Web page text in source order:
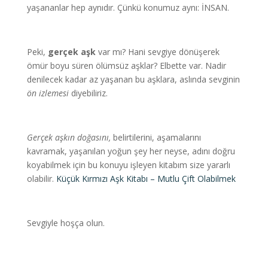
yaşananlar hep aynıdır. Çünkü konumuz aynı: İNSAN.
Peki, gerçek aşkvar mı? Hani sevgiye dönüşerek
ömür boyu süren ölümsüz aşklar? Elbette var. Nadir
denilecek kadar az yaşanan bu aşklara, aslında sevginin
ön izlemesidiyebiliriz.
Gerçek aşkın doğasını, belirtilerini, aşamalarını
kavramak, yaşanılan yoğun şey her neyse, adını doğru
koyabilmek için bu konuyu işleyen kitabım size yararlı
olabilir. Küçük Kırmızı Aşk Kitabı – Mutlu Çift Olabilmek
Sevgiyle hoşça olun.